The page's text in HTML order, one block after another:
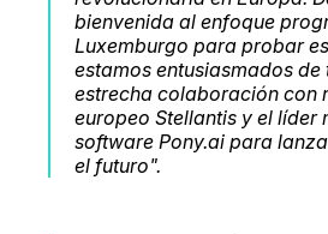
bienvenida al enfoque
Luxemburgo para probar
estamos entusiasmados
estrecha colaboración con
europeo Stellantis y el líder
software Pony.ai para
el futuro".